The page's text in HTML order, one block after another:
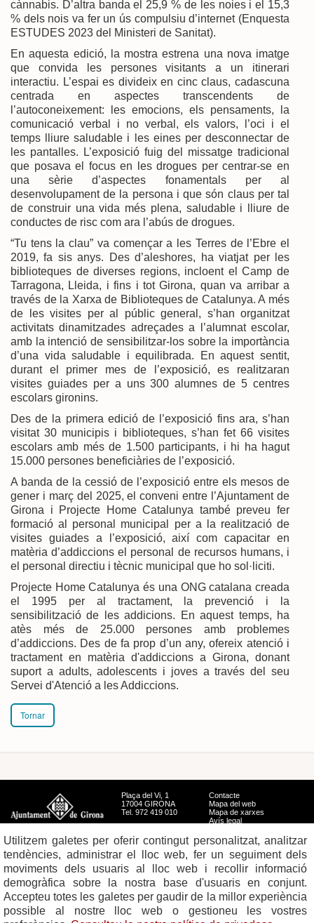
cànnabis. D’altra banda el 25,9 % de les noies i el 15,3
% dels nois va fer un ús compulsiu d’internet (Enquesta
ESTUDES 2023 del Ministeri de Sanitat).
En aquesta edició, la mostra estrena una nova imatge
que convida les persones visitants a un itinerari
interactiu. L’espai es divideix en cinc claus, cadascuna
centrada en aspectes transcendents de
l’autoconeixement: les emocions, els pensaments, la
comunicació verbal i no verbal, els valors, l’oci i el
temps lliure saludable i les eines per desconnectar de
les pantalles. L’exposició fuig del missatge tradicional
que posava el focus en les drogues per centrar-se en
una sèrie d’aspectes fonamentals per al
desenvolupament de la persona i que són claus per tal
de construir una vida més plena, saludable i lliure de
conductes de risc com ara l’abús de drogues.
“Tu tens la clau” va començar a les Terres de l’Ebre el
2019, fa sis anys. Des d’aleshores, ha viatjat per les
biblioteques de diverses regions, incloent el Camp de
Tarragona, Lleida, i fins i tot Girona, quan va arribar a
través de la Xarxa de Biblioteques de Catalunya. A més
de les visites per al públic general, s’han organitzat
activitats dinamitzades adreçades a l’alumnat escolar,
amb la intenció de sensibilitzar-los sobre la importància
d’una vida saludable i equilibrada. En aquest sentit,
durant el primer mes de l’exposició, es realitzaran
visites guiades per a uns 300 alumnes de 5 centres
escolars gironins.
Des de la primera edició de l’exposició fins ara, s’han
visitat 30 municipis i biblioteques, s’han fet 66 visites
escolars amb més de 1.500 participants, i hi ha hagut
15.000 persones beneficiàries de l’exposició.
A banda de la cessió de l’exposició entre els mesos de
gener i març del 2025, el conveni entre l’Ajuntament de
Girona i Projecte Home Catalunya també preveu fer
formació al personal municipal per a la realització de
visites guiades a l’exposició, així com capacitar en
matèria d’addiccions el personal de recursos humans, i
el personal directiu i tècnic municipal que ho sol·liciti.
Projecte Home Catalunya és una ONG catalana creada
el 1995 per al tractament, la prevenció i la
sensibilització de les addicions. En aquest temps, ha
atès més de 25.000 persones amb problemes
d’addiccions. Des de fa prop d’un any, ofereix atenció i
tractament en matèria d'addiccions a Girona, donant
suport a adults, adolescents i joves a través del seu
Servei d'Atenció a les Addiccions.
Tornar
Plaça del Vi, 1
17004 GIRONA
Tel. 972 419 010
Contacte
Mapa del web
Mapa de xarxes
Avís legal
Utilitzem galetes per oferir contingut personalitzat, analitzar
tendències, administrar el lloc web, fer un seguiment dels
moviments dels usuaris al lloc web i recollir informació
demogràfica sobre la nostra base d'usuaris en conjunt.
Accepteu totes les galetes per gaudir de la millor experiència
possible al nostre lloc web o gestioneu les vostres